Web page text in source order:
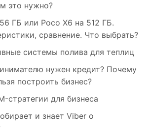
это нужно?
ГБ или Poco X6 на 512 ГБ.
сравнение. Что выбрать?
системы полива для теплиц
нужен кредит? Почему
построить бизнес?
стратегии для бизнеса
и знает Viber о